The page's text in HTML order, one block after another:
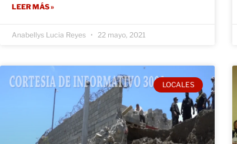
LEER MÁS »
Anabellys Lucia Reyes 22 mayo, 2021
LOCALES